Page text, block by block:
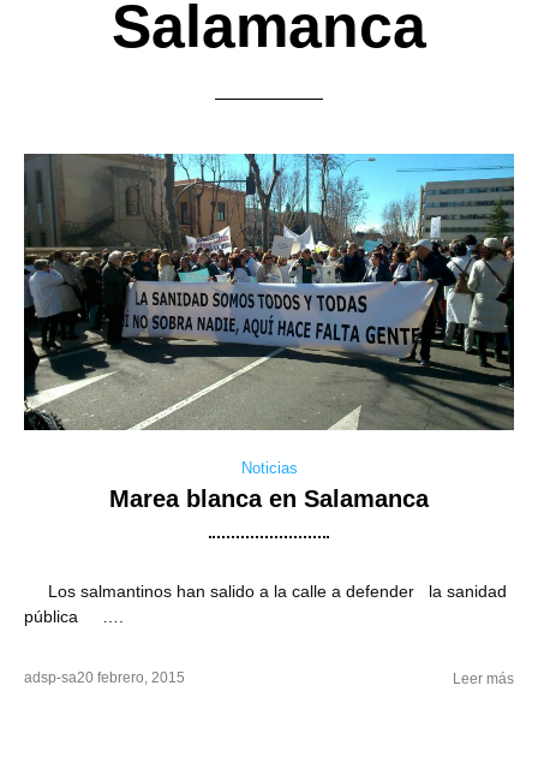
Salamanca
Noticias
Marea blanca en Salamanca
Los salmantinos han salido a la calle a defender la sanidad
pública ….
adsp-sa20 febrero, 2015 Leer más